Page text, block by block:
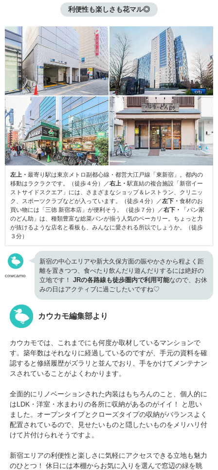
利便性も楽しさも花マル◎
左上・ 最寄り駅は東京メトロ副都心線・都営大江戸線「東新宿」。都内の
移動はラクラクです。（徒歩４分）／右上・ 駅直結の複合施設「新宿イー
ストサイドスクエア」には、さまざまなショップ＆レストラン、クリニッ
ク、スポーツクラブなどが入っています。（徒歩４分）／左下・ 食材のお
買い物には「三徳 新宿本店」が便利そう。（徒歩７分）／右下・
「パン家
のどん助」は、種類豊富な総菜パンが揃う人気のベーカリー。ちょっと力
が抜けるような店名と看板も、みんなに愛される所以でしょうか。（徒歩
３分）
cowcamo
新宿の中心エリアや新大久保方面の賑やかさから程よく距
離を置きつつ、食べたり飲んだり遊んだりするには絶好の
立地です！ JRの各路線も徒歩圏内で利用可能なので、お休
みの日はアクティブに過ごしたいですね♡
カウカモ編集部より
カウカモでは、これまでにも何度か取材しているマンションで
す。築年数はそれなりに経過しているのですが、手元の資料を確
認すると修繕履歴がズラリと並んでおり、手をかけてメンテナン
スされていることがよくわかります。
全面的にリノベーションされた内装はもちろんのこと、個人的に
はLDK・洋室・水まわりの各所に収納があるのがイイ！ と思い
ました。オープンタイプとクローズタイプの収納がバランスよく
配置されているので、見せたいものと隠したいものをメリハリ付
けて片付けられそうですよ。
新宿エリアの利便性と楽しさに気軽にアクセスできる立地も魅力
のひとつ！ 休日には本棚からお気に入りを選んで窓辺の緑を眺